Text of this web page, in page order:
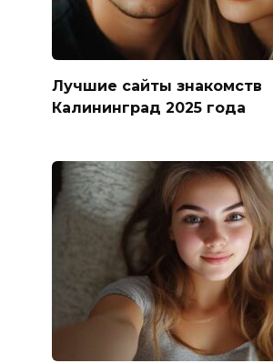
Лучшие сайты знакомств
Калининград 2025 года